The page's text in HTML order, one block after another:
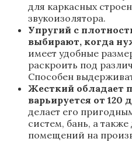
для каркасных
звукоизолятора.
Упругий с
выбирают, когда
имеет удобные
раскроить под
Способен
Жесткий обладает
варьируется от 120
делает его
систем, бань, а
помещений на